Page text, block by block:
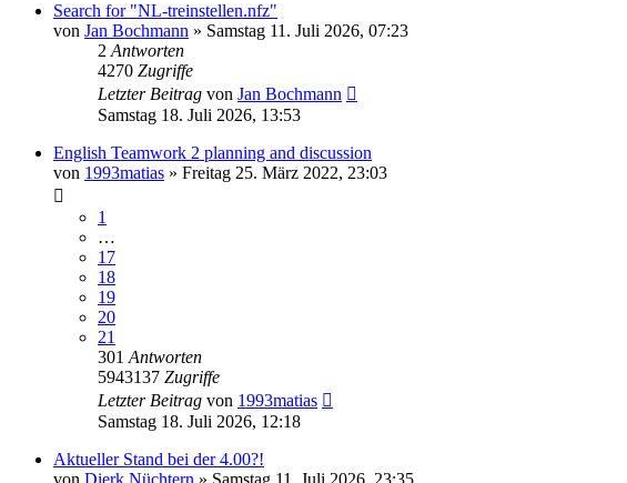
Search for "NL-treinstellen.nfz"
von Jan Bochmann » Samstag 11. Juli 2026, 07:23
2 Antworten
4270 Zugriffe
Letzter Beitrag von Jan Bochmann
Samstag 18. Juli 2026, 13:53
English Teamwork 2 planning and discussion
von 1993matias » Freitag 25. März 2022, 23:03
1
…
17
18
19
20
21
301 Antworten
5943137 Zugriffe
Letzter Beitrag von 1993matias
Samstag 18. Juli 2026, 12:18
Aktueller Stand bei der 4.00?!